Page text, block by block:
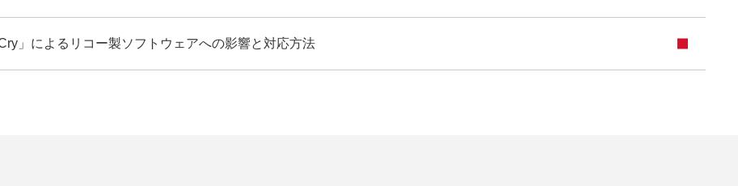
」によるリコー製ソフトウェアへの影響と対応方法